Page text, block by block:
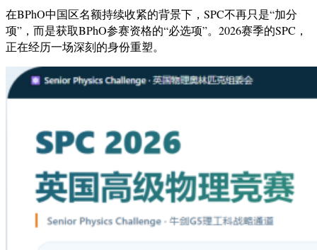
在BPhO中国区名额持续收紧的背景下，SPC不再只是“加分
项”，而是获取BPhO参赛资格的“必选项”。2026赛季的SPC，
正在经历一场深刻的身份重塑。